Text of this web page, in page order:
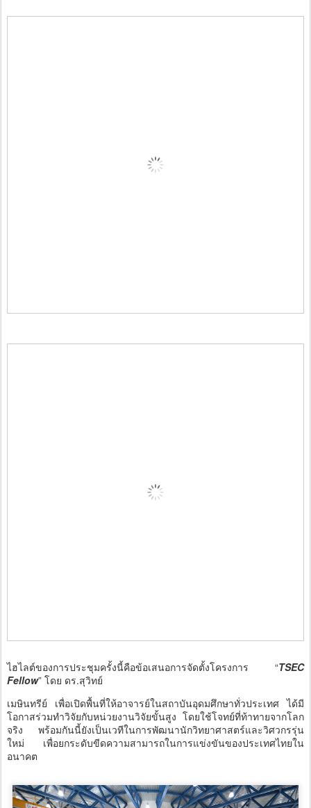
ไฮไลต์ของการประชุมครั้งนี้คือข้อเสนอการจัดตั้งโครงการ “TSEC
Fellow” โดย ดร.สุวิทย์
เมษินทรีย์ เพื่อเปิดพื้นที่ให้อาจารย์ในสถาบันอุดมศึกษาทั่วประเทศ ได้มี
โอกาสร่วมทำวิจัยกับหน่วยงานวิจัยขั้นสูง โดยใช้โจทย์ที่ท้าทายจากโลก
จริง พร้อมกันนี้ยังเป็นเวทีในการพัฒนานักวิทยาศาสตร์และวิศวกรรุ่น
ใหม่ เพื่อยกระดับขีดความสามารถในการแข่งขันของประเทศไทยใน
อนาคต